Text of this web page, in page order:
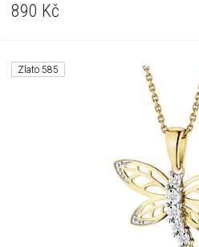
890 Kč
Zlato 585